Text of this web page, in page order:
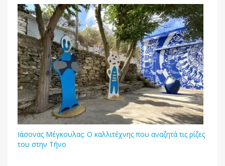
Ιάσονας Μέγκουλας: Ο καλλιτέχνης που αναζητά τις ρίζες
του στην Τήνο